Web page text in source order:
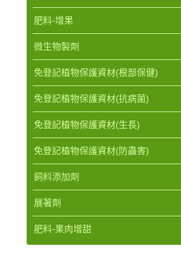
肥料-增果
微生物製劑
免登記植物保護資材(根部保健)
免登記植物保護資材(抗病菌)
免登記植物保護資材(生長)
免登記植物保護資材(防蟲害)
飼料添加劑
展著劑
肥料-果肉增甜